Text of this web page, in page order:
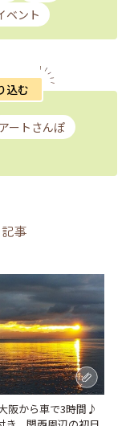
ベント
込む
アートさんぽ
事
阪から車で3時間♪